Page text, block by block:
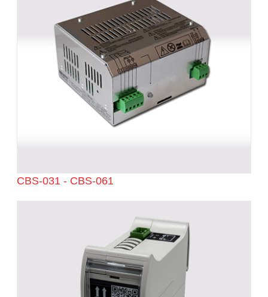
CBS-031 - CBS-061